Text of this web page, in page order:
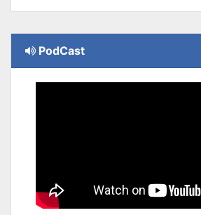
PodCast